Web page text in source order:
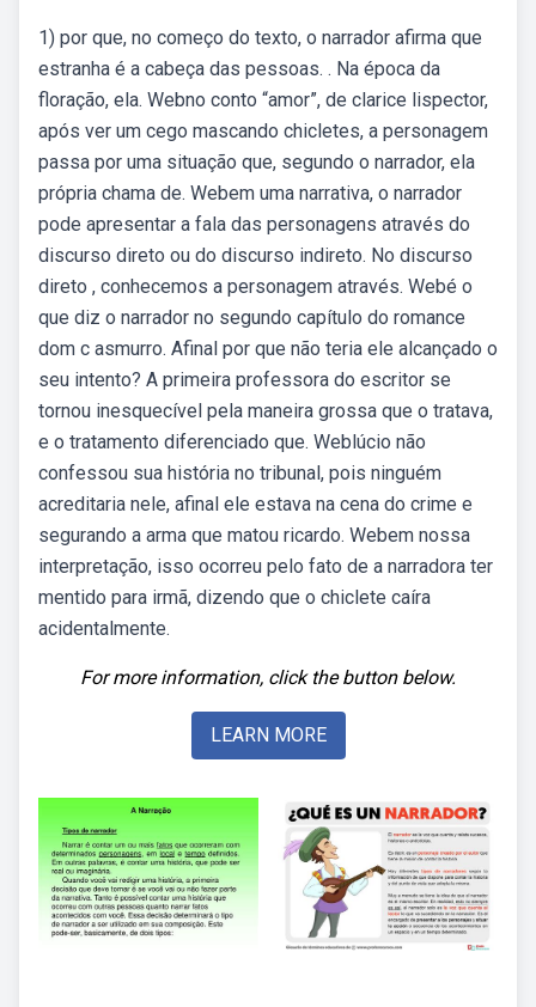
1) por que, no começo do texto, o narrador afirma que
estranha é a cabeça das pessoas. . Na época da
floração, ela. Webno conto “amor”, de clarice lispector,
após ver um cego mascando chicletes, a personagem
passa por uma situação que, segundo o narrador, ela
própria chama de. Webem uma narrativa, o narrador
pode apresentar a fala das personagens através do
discurso direto ou do discurso indireto. No discurso
direto , conhecemos a personagem através. Webé o
que diz o narrador no segundo capítulo do romance
dom c asmurro. Afinal por que não teria ele alcançado o
seu intento? A primeira professora do escritor se
tornou inesquecível pela maneira grossa que o tratava,
e o tratamento diferenciado que. Weblúcio não
confessou sua história no tribunal, pois ninguém
acreditaria nele, afinal ele estava na cena do crime e
segurando a arma que matou ricardo. Webem nossa
interpretação, isso ocorreu pelo fato de a narradora ter
mentido para irmã, dizendo que o chiclete caíra
acidentalmente.
For more information, click the button below.
LEARN MORE